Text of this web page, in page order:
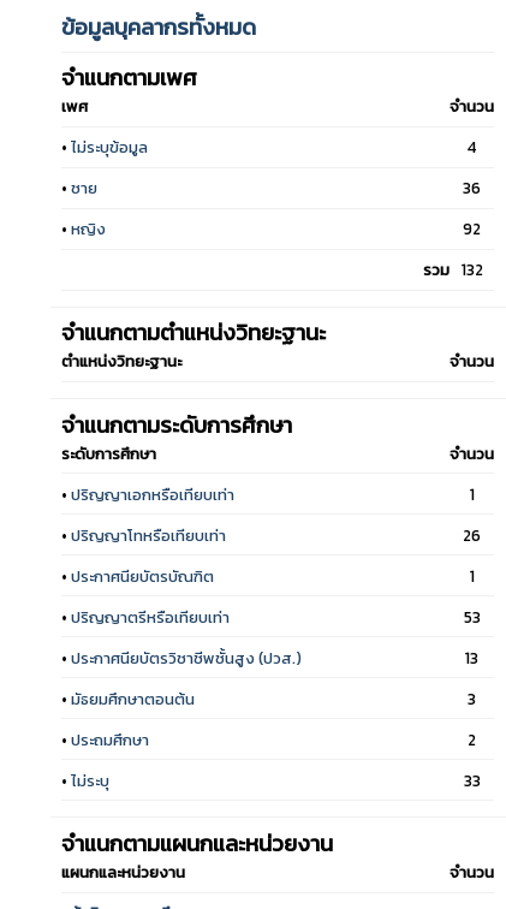
ข้อมูลบุคลากรทั้งหมด
จำแนกตามเพศ
เพศ
จำนวน
• ไม่ระบุข้อมูล
4
• ชาย
36
• หญิง
92
รวม 132
จำแนกตามตำแหน่งวิทยะฐานะ
ตำแหน่งวิทยะฐานะ จำนวน
จำแนกตามระดับการศึกษา
ระดับการศึกษา
จำนวน
• ปริญญาเอกหรือเทียบเท่า
1
• ปริญญาโทหรือเทียบเท่า
26
• ประกาศนียบัตรบัณฑิต
1
• ปริญญาตรีหรือเทียบเท่า
53
• ประกาศนียบัตรวิชาชีพชั้นสูง (ปวส.)
13
• มัธยมศึกษาตอนต้น
3
• ประถมศึกษา
2
• ไม่ระบุ 33
จำแนกตามแผนกและหน่วยงาน
แผนกและหน่วยงาน
จำนวน